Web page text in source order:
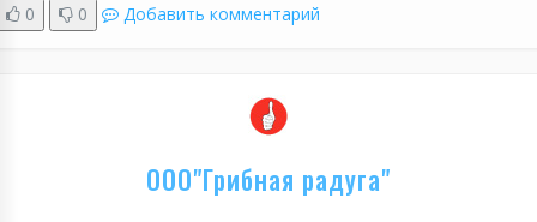
0 0 Добавить комментарий
ООО"Грибная радуга"